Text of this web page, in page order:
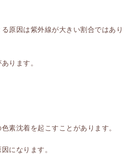
原因は紫外線が大きい割合ではあり
ります。
素沈着を起こすことがあります。
になります。